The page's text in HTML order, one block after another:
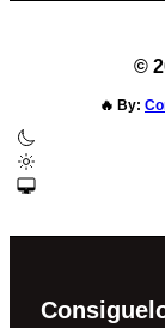
©
🔥 By: